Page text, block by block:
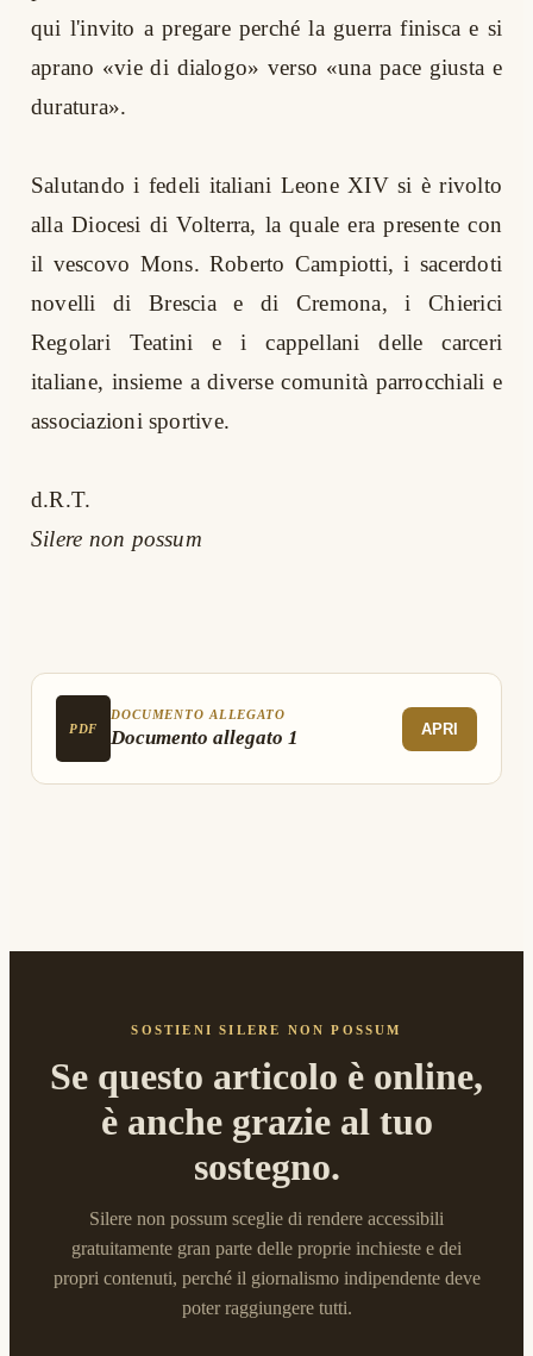
qui l'invito a pregare perché la guerra finisca e si
aprano «vie di dialogo» verso «una pace giusta e
duratura».
Salutando i fedeli italiani Leone XIV si è rivolto
alla Diocesi di Volterra, la quale era presente con
il vescovo Mons. Roberto Campiotti, i sacerdoti
novelli di Brescia e di Cremona, i Chierici
Regolari Teatini e i cappellani delle carceri
italiane, insieme a diverse comunità parrocchiali e
associazioni sportive.
d.R.T.
Silere non possum
PDF
DOCUMENTO ALLEGATO
Documento allegato 1 APRI
SOSTIENI SILERE NON POSSUM
Se questo articolo è online,
è anche grazie al tuo
sostegno.
Silere non possum sceglie di rendere accessibili
gratuitamente gran parte delle proprie inchieste e dei
propri contenuti, perché il giornalismo indipendente deve
poter raggiungere tutti.